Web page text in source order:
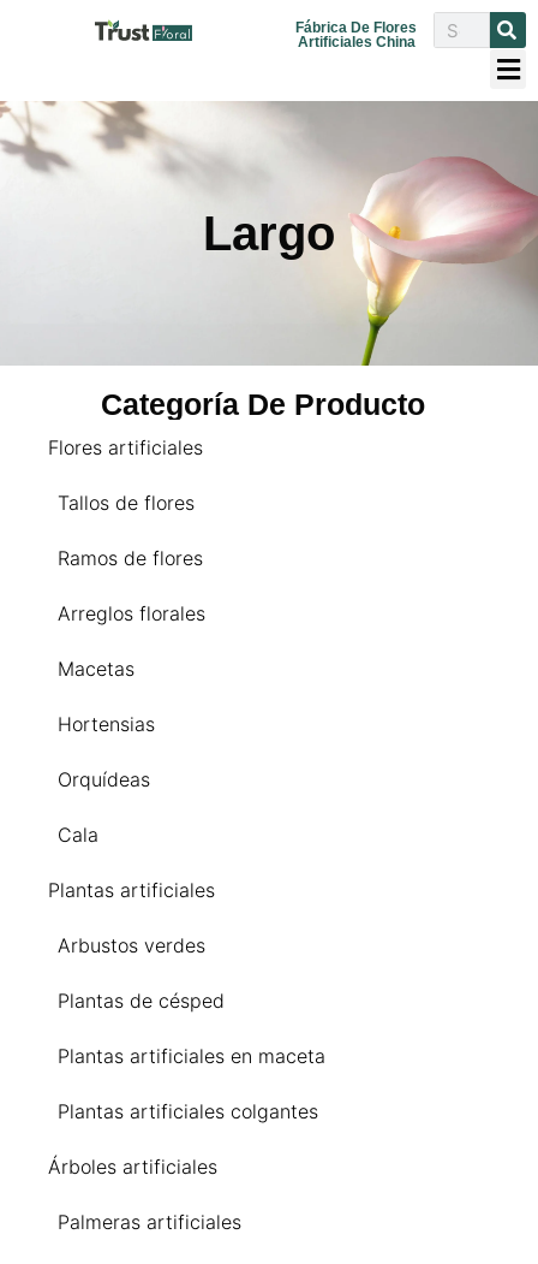
Fábrica De Flores
Artificiales China
Largo
Categoría De Producto
Flores artificiales
Tallos de flores
Ramos de flores
Arreglos florales
Macetas
Hortensias
Orquídeas
Cala
Plantas artificiales
Arbustos verdes
Plantas de césped
Plantas artificiales en maceta
Plantas artificiales colgantes
Árboles artificiales
Palmeras artificiales